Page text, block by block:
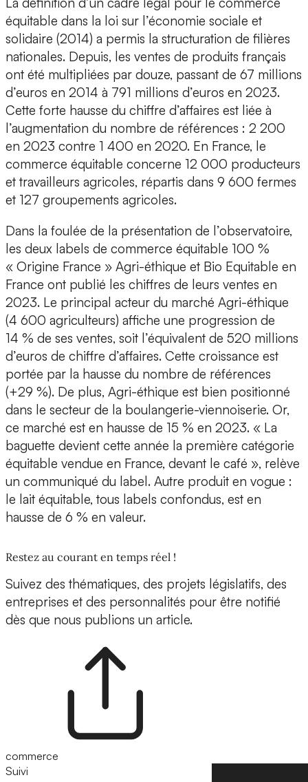
équitable dans la loi sur l’économie sociale et
solidaire (2014) a permis la structuration de filières
nationales. Depuis, les ventes de produits français
ont été multipliées par douze, passant de 67 millions
d’euros en 2014 à 791 millions d’euros en 2023.
Cette forte hausse du chiffre d’affaires est liée à
l’augmentation du nombre de références : 2 200
en 2023 contre 1 400 en 2020. En France, le
commerce équitable concerne 12 000 producteurs
et travailleurs agricoles, répartis dans 9 600 fermes
et 127 groupements agricoles.
Dans la foulée de la présentation de l’observatoire,
les deux labels de commerce équitable 100 %
« Origine France » Agri-éthique et Bio Equitable en
France ont publié les chiffres de leurs ventes en
2023. Le principal acteur du marché Agri-éthique
(4 600 agriculteurs) affiche une progression de
14 % de ses ventes, soit l’équivalent de 520 millions
d’euros de chiffre d’affaires. Cette croissance est
portée par la hausse du nombre de références
(+29 %). De plus, Agri-éthique est bien positionné
dans le secteur de la boulangerie-viennoiserie. Or,
ce marché est en hausse de 15 % en 2023. « La
baguette devient cette année la première catégorie
équitable vendue en France, devant le café », relève
un communiqué du label. Autre produit en vogue :
le lait équitable, tous labels confondus, est en
hausse de 6 % en valeur.
Restez au courant en temps réel !
Suivez des thématiques, des projets législatifs, des
entreprises et des personnalités pour être notifié
dès que nous publions un article.
commerce
Suivi